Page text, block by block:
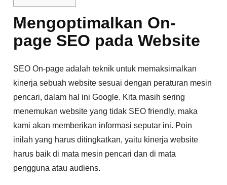
Mengoptimalkan On-
page SEO pada Website
SEO On-page adalah teknik untuk memaksimalkan
kinerja sebuah website sesuai dengan peraturan mesin
pencari, dalam hal ini Google. Kita masih sering
menemukan website yang tidak SEO friendly, maka
kami akan memberikan informasi seputar ini. Poin
inilah yang harus ditingkatkan, yaitu kinerja website
harus baik di mata mesin pencari dan di mata
pengguna atau audiens.